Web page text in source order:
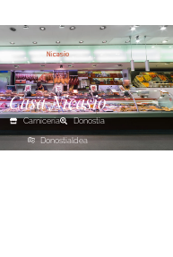
Casa Nicasio
Carnicería Donostia
Donostialdea